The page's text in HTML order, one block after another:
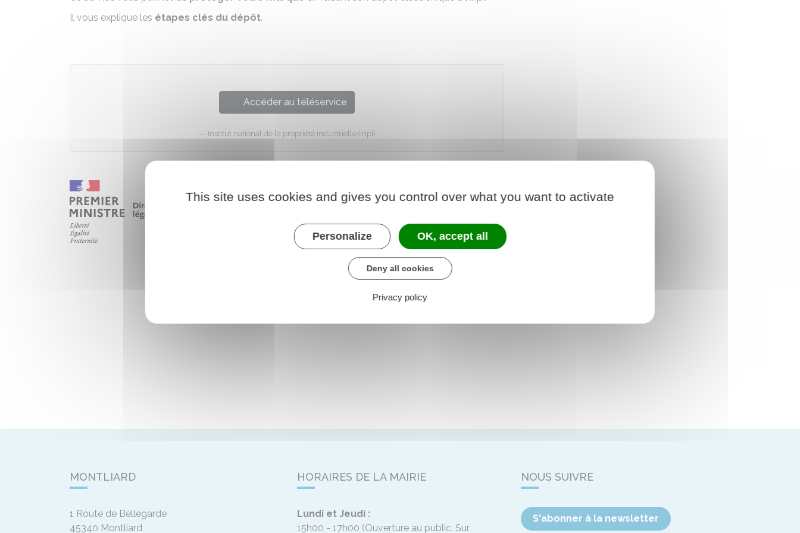
Il vous explique les étapes clés du dépôt.
Accéder au téléservice
Institut national de la propriété industrielle (Inpi)
MONTLIARD
1 Route de Bellegarde
45340 Montliard
HORAIRES DE LA MAIRIE
Lundi et Jeudi :
15h00 - 17h00 (Ouverture au public. Sur
NOUS SUIVRE
S'abonner à la newsletter
This site uses cookies and gives you control over what you want to activate
Personalize OK, accept all
Deny all cookies
Privacy policy